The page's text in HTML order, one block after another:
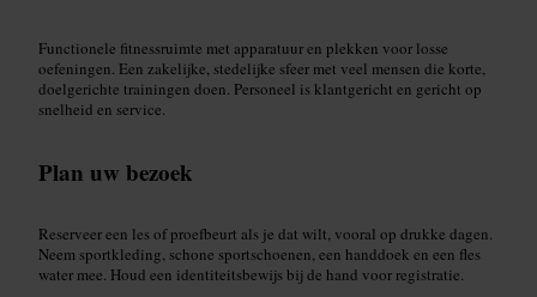
Functionele fitnessruimte met apparatuur en plekken voor losse
oefeningen. Een zakelijke, stedelijke sfeer met veel mensen die korte,
doelgerichte trainingen doen. Personeel is klantgericht en gericht op
snelheid en service.
Plan uw bezoek
Reserveer een les of proefbeurt als je dat wilt, vooral op drukke dagen.
Neem sportkleding, schone sportschoenen, een handdoek en een fles
water mee. Houd een identiteitsbewijs bij de hand voor registratie.